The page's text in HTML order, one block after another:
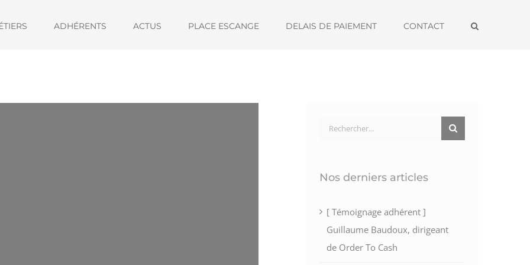
ADHÉRENTS ACTUS PLACE ESCANGE DELAIS DE PAIEMENT CONTACT
Rechercher:
Nos derniers articles
[ Témoignage adhérent ]
Guillaume Baudoux, dirigeant
de Order To Cash